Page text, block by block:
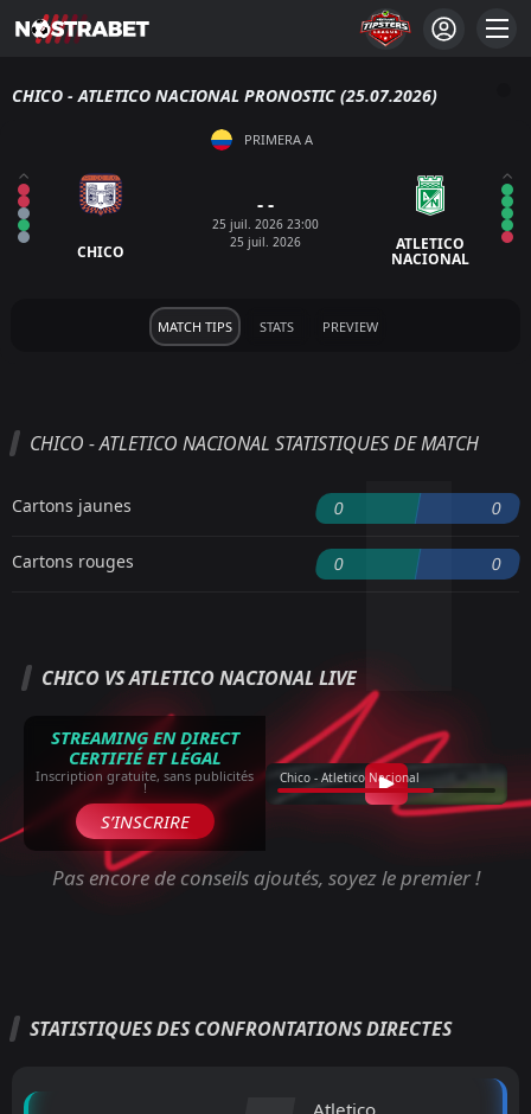
CHICO - ATLETICO NACIONAL PRONOSTIC (25.07.2026)
PRIMERA A
CHICO
- -
25 juil. 2026 23:00
25 juil. 2026
ATLETICO
NACIONAL
MATCH TIPS STATS PREVIEW
CHICO - ATLETICO NACIONAL STATISTIQUES DE MATCH
Cartons jaunes 0 0
Cartons rouges 0 0
CHICO VS ATLETICO NACIONAL LIVE
STREAMING EN DIRECT
CERTIFIÉ ET LÉGAL
Inscription gratuite, sans publicités
!
S’INSCRIRE
Chico - Atletico Nacional
Pas encore de conseils ajoutés, soyez le premier !
STATISTIQUES DES CONFRONTATIONS DIRECTES